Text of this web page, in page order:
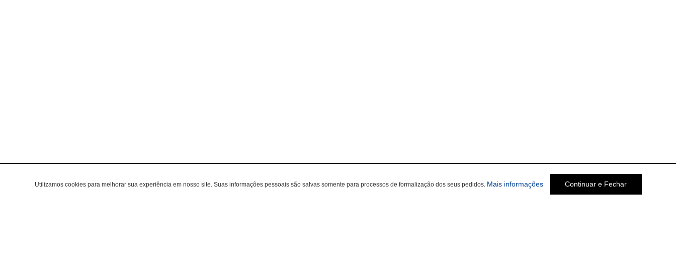
Utilizamos cookies para melhorar sua experiência em nosso site. Suas informações pessoais são salvas somente para processos de formalização dos seus pedidos. Mais informações Continuar e Fechar